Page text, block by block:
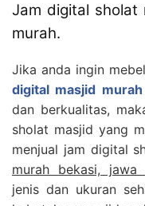
Jam digital sholat
murah.
Jika anda ingin
digital masjid
dan berkualitas,
sholat masjid yang
menjual jam digital
murah bekasi, jawa
jenis dan ukuran